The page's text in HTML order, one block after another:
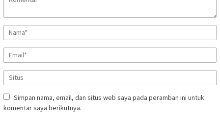
Simpan nama, email, dan situs web saya pada peramban ini untuk
komentar saya berikutnya.